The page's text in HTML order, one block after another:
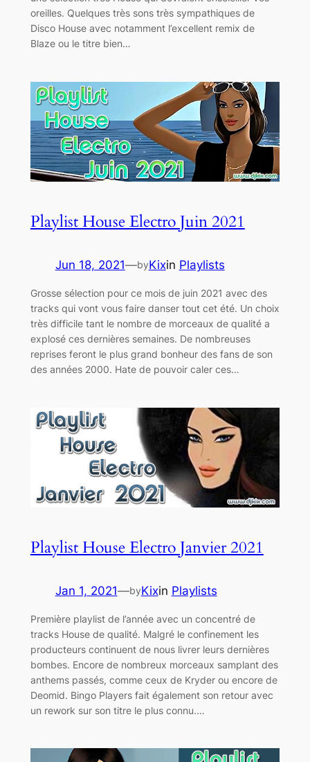
oreilles. Quelques très sons très sympathiques de
Disco House avec notamment l’excellent remix de
Blaze ou le titre bien…
Playlist House Electro Juin 2021
Jun 18, 2021—byKixin Playlists
Grosse sélection pour ce mois de juin 2021 avec des
tracks qui vont vous faire danser tout cet été. Un choix
très difficile tant le nombre de morceaux de qualité a
explosé ces dernières semaines. De nombreuses
reprises feront le plus grand bonheur des fans de son
des années 2000. Hate de pouvoir caler ces…
Playlist House Electro Janvier 2021
Jan 1, 2021—byKixin Playlists
Première playlist de l’année avec un concentré de
tracks House de qualité. Malgré le confinement les
producteurs continuent de nous livrer leurs dernières
bombes. Encore de nombreux morceaux samplant des
anthems passés, comme ceux de Kryder ou encore de
Deomid. Bingo Players fait également son retour avec
un rework sur son titre le plus connu.…